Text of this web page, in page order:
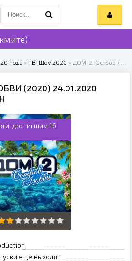
года » ТВ-Шоу 2020 » ДОМ-2. Остров любви (2020)
(2020) 24.01.2020
достигшим 16
еще выходят